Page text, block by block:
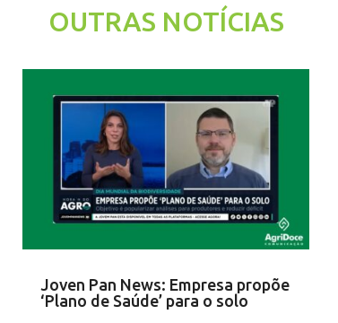
OUTRAS NOTÍCIAS
Joven Pan News: Empresa propõe
‘Plano de Saúde’ para o solo